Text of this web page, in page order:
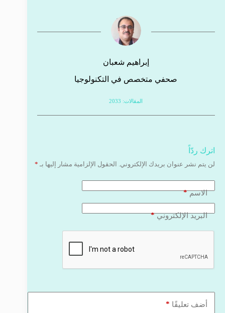
إبراهيم شعبان
صحفي متخصص في التكنولوجيا
المقالات: 2033
اترك ردّاً
لن يتم نشر عنوان بريدك الإلكتروني. الحقول الإلزامية مشار إليها بـ *
الاسم*
البريد الإلكتروني*
أضف تعليقًا *